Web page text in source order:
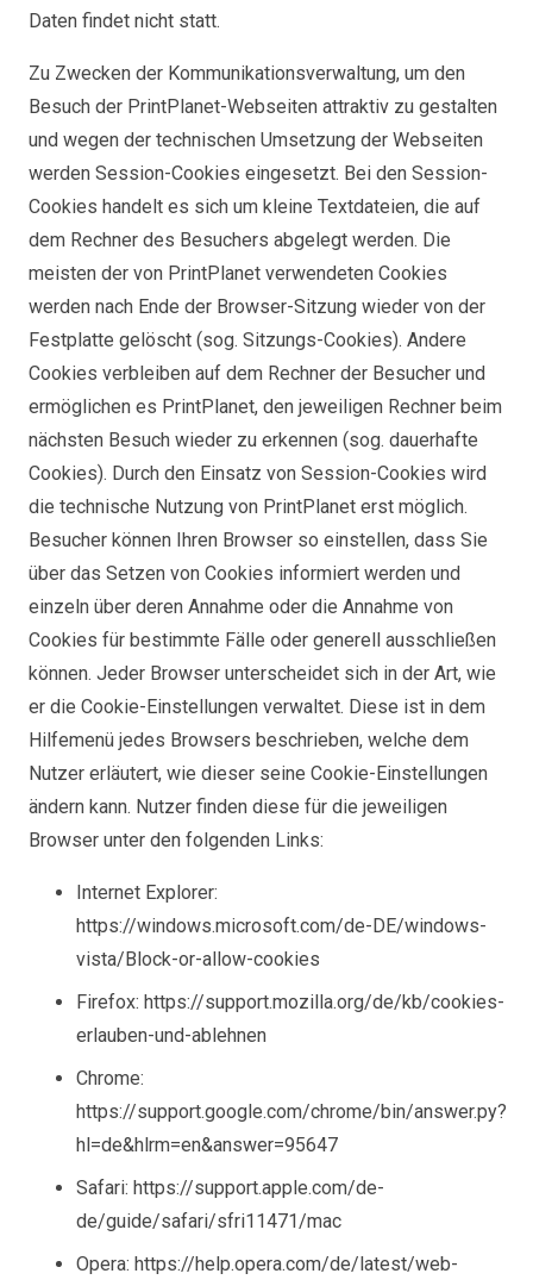
Daten findet nicht statt.
Zu Zwecken der Kommunikationsverwaltung, um den
Besuch der PrintPlanet-Webseiten attraktiv zu gestalten
und wegen der technischen Umsetzung der Webseiten
werden Session-Cookies eingesetzt. Bei den Session-
Cookies handelt es sich um kleine Textdateien, die auf
dem Rechner des Besuchers abgelegt werden. Die
meisten der von PrintPlanet verwendeten Cookies
werden nach Ende der Browser-Sitzung wieder von der
Festplatte gelöscht (sog. Sitzungs-Cookies). Andere
Cookies verbleiben auf dem Rechner der Besucher und
ermöglichen es PrintPlanet, den jeweiligen Rechner beim
nächsten Besuch wieder zu erkennen (sog. dauerhafte
Cookies). Durch den Einsatz von Session-Cookies wird
die technische Nutzung von PrintPlanet erst möglich.
Besucher können Ihren Browser so einstellen, dass Sie
über das Setzen von Cookies informiert werden und
einzeln über deren Annahme oder die Annahme von
Cookies für bestimmte Fälle oder generell ausschließen
können. Jeder Browser unterscheidet sich in der Art, wie
er die Cookie-Einstellungen verwaltet. Diese ist in dem
Hilfemenü jedes Browsers beschrieben, welche dem
Nutzer erläutert, wie dieser seine Cookie-Einstellungen
ändern kann. Nutzer finden diese für die jeweiligen
Browser unter den folgenden Links:
Internet Explorer:
https://windows.microsoft.com/de-DE/windows-
vista/Block-or-allow-cookies
Firefox: https://support.mozilla.org/de/kb/cookies-
erlauben-und-ablehnen
Chrome:
https://support.google.com/chrome/bin/answer.py?
hl=de&hlrm=en&answer=95647
Safari: https://support.apple.com/de-
de/guide/safari/sfri11471/mac
Opera: https://help.opera.com/de/latest/web-